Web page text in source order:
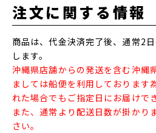
注文に関する情報
商品は、代金決済完了後、通常2
します。
沖縄県店舗からの発送を含む沖縄
ましては船便を利用しております
れた場合でもご指定日にお届けで
また、通常より配送日数が掛かり
さい。